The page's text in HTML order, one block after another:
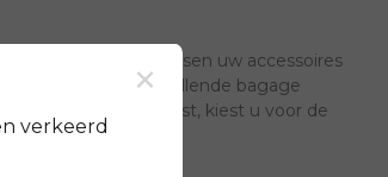
een eenvoudig tussen uw accessoires
(max. 20 kg). Aanvullende bagage
paden fietst, kiest u voor de
×
verkeerd